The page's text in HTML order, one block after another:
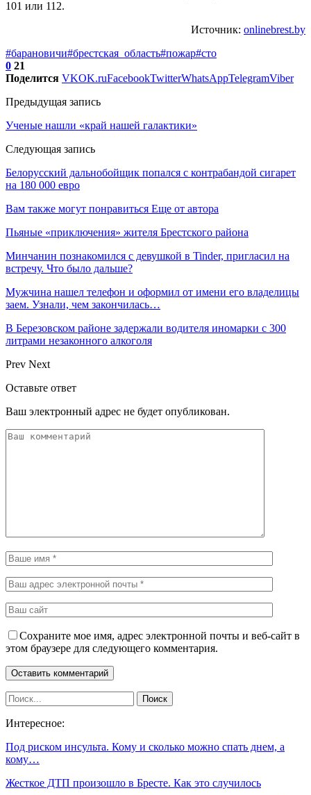
101 или 112.
Источник: onlinebrest.by
#барановичи#брестская_область#пожар#сто
0 21
Поделится VKOK.ruFacebookTwitterWhatsAppTelegramViber
Предыдущая запись
Ученые нашли «край нашей галактики»
Следующая запись
Белорусский дальнобойщик попался с контрабандой сигарет
на 180 000 евро
Вам также могут понравиться Еще от автора
Пьяные «приключения» жителя Брестского района
Минчанин познакомился с девушкой в Tinder, пригласил на
встречу. Что было дальше?
Мужчина нашел телефон и оформил от имени его владелицы
заем. Узнали, чем закончилась…
В Березовском районе задержали водителя иномарки с 300
литрами незаконного алкоголя
Prev Next
Оставьте ответ
Ваш электронный адрес не будет опубликован.
Сохраните мое имя, адрес электронной почты и веб-сайт в
этом браузере для следующего комментария.
Интересное:
Под риском инсульта. Кому и сколько можно спать днем, а
кому…
Жесткое ДТП произошло в Бресте. Как это случилось